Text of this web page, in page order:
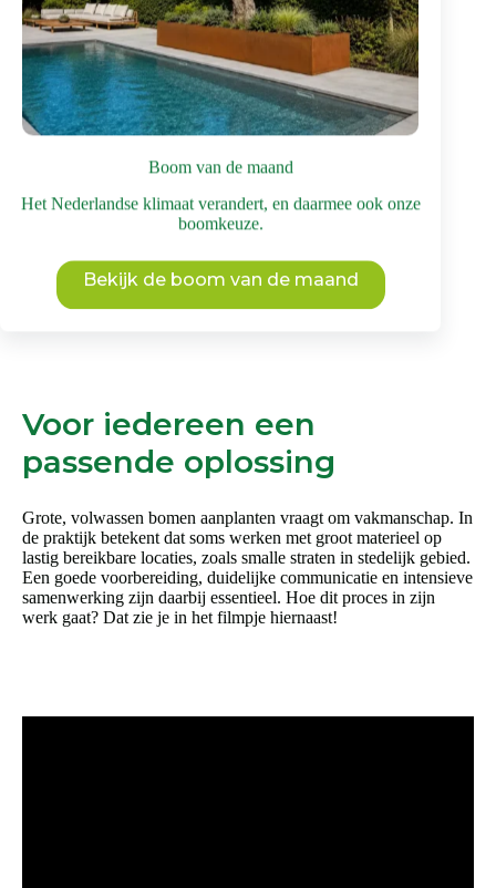
Boom van de maand
Het Nederlandse klimaat verandert, en daarmee ook onze
boomkeuze.
Bekijk de boom van de maand
Bomen voor een hoge biodiversiteit,Bomen voor
middelgrote tuin
Bomen voor een ruime
standplaats
Bekijk deze boom
Dit
product
heeft
variaties.
optie
kan
worden
op
de
Voor iedereen een
passende oplossing
Grote, volwassen bomen aanplanten vraagt om vakmanschap. In
de praktijk betekent dat soms werken met groot materieel op
lastig bereikbare locaties, zoals smalle straten in stedelijk gebied.
Een goede voorbereiding, duidelijke communicatie en intensieve
samenwerking zijn daarbij essentieel. Hoe dit proces in zijn
werk gaat? Dat zie je in het filmpje hiernaast!